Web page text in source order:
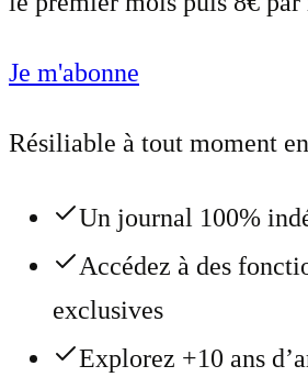
Je m'abonne
Résiliable à tout moment
Un journal 100%
Accédez à des
exclusives
Explorez +10 ans